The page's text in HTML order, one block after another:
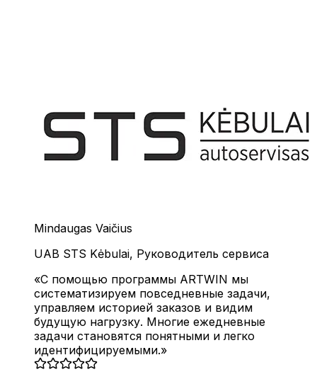
Mindaugas Vaičius
UAB STS Kėbulai, Руководитель сервиса
С помощью программы ARTWIN мы
систематизируем повседневные задачи,
управляем историей заказов и видим
будущую нагрузку. Многие ежедневные
задачи становятся понятными и легко
идентифицируемыми.